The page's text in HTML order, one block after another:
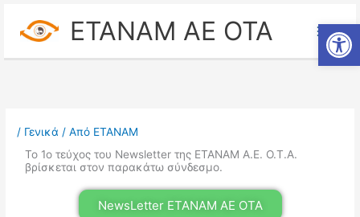
ETANAM ΑΕ ΟΤΑ
/ Γενικά / Από ΕΤΑΝΑΜ
To 1ο τεύχος του Newsletter της ΕΤΑΝΑΜ Α.Ε. Ο.Τ.Α.
βρίσκεται στον παρακάτω σύνδεσμο.
NewsLetter ΕΤΑΝΑΜ ΑΕ ΟΤΑ